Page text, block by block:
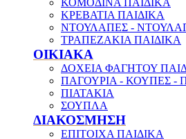
ΚΟΜΟΔΙΝΑ ΠΑΙΔΙΚΑ
ΚΡΕΒΑΤΙΑ ΠΑΙΔΙΚΑ
ΝΤΟΥΛΑΠΕΣ -
ΤΡΑΠΕΖΑΚΙΑ ΠΑΙΔΙΚΑ
ΟΙΚΙΑΚΑ
ΔΟΧΕΙΑ ΦΑΓΗΤΟΥ
ΠΑΓΟΥΡΙΑ - ΚΟΥΠΕΣ -
ΠΙΑΤΑΚΙΑ
ΣΟΥΠΛΑ
ΔΙΑΚΟΣΜΗΣΗ
ΕΠΙΤΟΙΧΑ ΠΑΙΔΙΚΑ